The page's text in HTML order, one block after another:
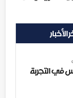
الأخبار
في التجربة